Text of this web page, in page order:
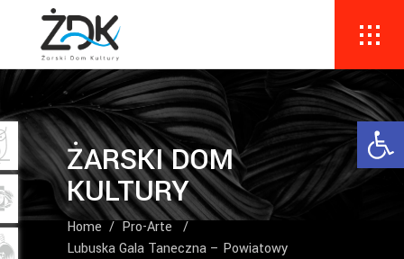
ŻARSKI DOM
KULTURY
Home/Pro-Arte /
Lubuska Gala Taneczna – Powiatowy